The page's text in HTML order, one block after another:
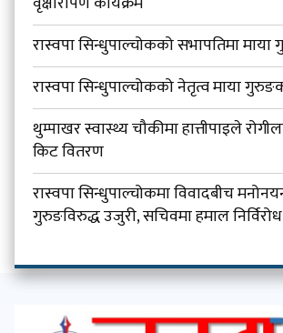
रास्वपा सिन्धुपाल्चोकको सभापतिमा माया
रास्वपा सिन्धुपाल्चोकको नेतृत्व माया
थुम्पाखर स्वास्थ्य चौकीमा हात्तीपाइले
किट वितरण
रास्वपा सिन्धुपाल्चोकमा विवादबीच
गुरुङविरुद्ध उजुरी, सचिवमा हमाल निर्विरोध